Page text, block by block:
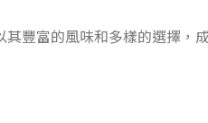
豐富的風味和多樣的選擇，